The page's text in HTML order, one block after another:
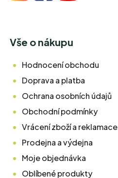
Vše o nákupu
Hodnocení obchodu
Doprava a platba
Ochrana osobních údajů
Obchodní podmínky
Vrácení zboží a reklamace
Prodejna a výdejna
Moje objednávka
Oblíbené produkty